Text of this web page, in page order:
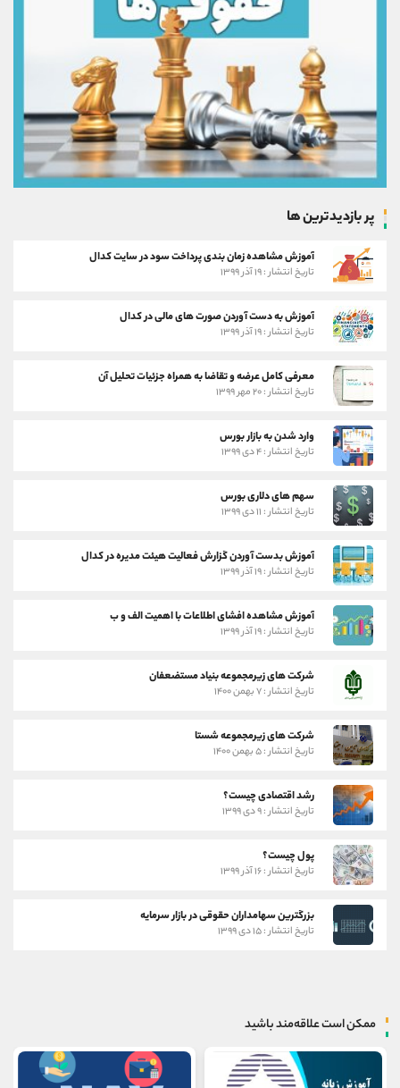
پر بازدیدترین ها
آموزش مشاهده زمان بندی پرداخت سود در سایت کدال
تاریخ انتشار : ۱۹ آذر ۱۳۹۹
آموزش به دست آوردن صورت های مالی در کدال
تاریخ انتشار : ۱۹ آذر ۱۳۹۹
معرفی کامل عرضه و تقاضا به همراه جزئیات تحلیل آن
تاریخ انتشار : ۲۰ مهر ۱۳۹۹
وارد شدن به بازار بورس
تاریخ انتشار : ۴ دی ۱۳۹۹
سهم های دلاری بورس
تاریخ انتشار : ۱۱ دی ۱۳۹۹
آموزش بدست آوردن گزارش فعالیت هیئت مدیره در کدال
تاریخ انتشار : ۱۹ آذر ۱۳۹۹
آموزش مشاهده افشای اطلاعات با اهمیت الف و ب
تاریخ انتشار : ۱۹ آذر ۱۳۹۹
شرکت های زیرمجموعه بنیاد مستضعفان
تاریخ انتشار : ۷ بهمن ۱۴۰۰
شرکت های زیرمجموعه شستا
تاریخ انتشار : ۵ بهمن ۱۴۰۰
رشد اقتصادی چیست؟
تاریخ انتشار : ۹ دی ۱۳۹۹
پول چیست؟
تاریخ انتشار : ۱۶ آذر ۱۳۹۹
بزرگترین سهامداران حقوقی در بازار سرمایه
تاریخ انتشار : ۱۵ دی ۱۳۹۹
ممکن است علاقه‌مند باشید